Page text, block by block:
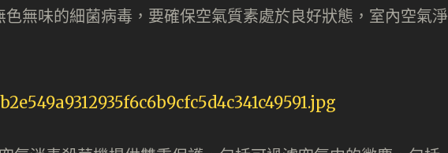
無味的細菌病毒，要確保空氣質素處於良好狀態，室內空氣淨